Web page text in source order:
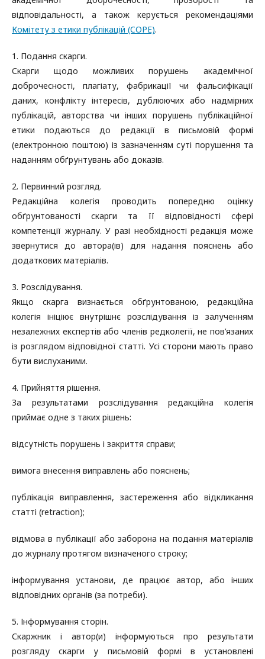
відповідальності, а також керується рекомендаціями
Комітету з етики публікацій (COPE).
1. Подання скарги.
Скарги щодо можливих порушень академічної
доброчесності, плагіату, фабрикації чи фальсифікації
даних, конфлікту інтересів, дублюючих або надмірних
публікацій, авторства чи інших порушень публікаційної
етики подаються до редакції в письмовій формі
(електронною поштою) із зазначенням суті порушення та
наданням обґрунтувань або доказів.
2. Первинний розгляд.
Редакційна колегія проводить попередню оцінку
обґрунтованості скарги та її відповідності сфері
компетенції журналу. У разі необхідності редакція може
звернутися до автора(ів) для надання пояснень або
додаткових матеріалів.
3. Розслідування.
Якщо скарга визнається обґрунтованою, редакційна
колегія ініціює внутрішнє розслідування із залученням
незалежних експертів або членів редколегії, не пов’язаних
із розглядом відповідної статті. Усі сторони мають право
бути вислуханими.
4. Прийняття рішення.
За результатами розслідування редакційна колегія
приймає одне з таких рішень:
відсутність порушень і закриття справи;
вимога внесення виправлень або пояснень;
публікація виправлення, застереження або відкликання
статті (retraction);
відмова в публікації або заборона на подання матеріалів
до журналу протягом визначеного строку;
інформування установи, де працює автор, або інших
відповідних органів (за потреби).
5. Інформування сторін.
Скаржник і автор(и) інформуються про результати
розгляду скарги у письмовій формі в установлені